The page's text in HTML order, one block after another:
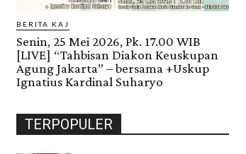
BERITA KAJ
Senin, 25 Mei 2026, Pk. 17.00 WIB
[LIVE] “Tahbisan Diakon Keuskupan
Agung Jakarta” – bersama +Uskup
Ignatius Kardinal Suharyo
TERPOPULER